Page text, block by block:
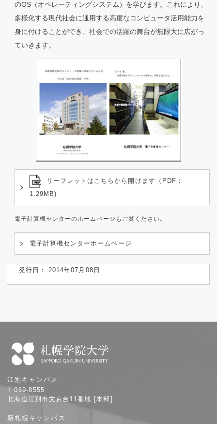
のOS（オペレーティングシステム）を学びます。これにより、
多様化する現代社会に通用する高度なコンピュータ活用能力を
身に付けることができ、社会での活躍の舞台が無限大に広がっ
ていきます。
リーフレットはこちらから開けます（PDF：
1.29MB)
電子計算機センターのホームページもご覧ください。
電子計算機センターホームページ
発行日： 2014年07月08日
幌
学
大
江別キャンパス
〒069-8555
北海道江別市文京台11番地 [本部]
新札幌キャンパス